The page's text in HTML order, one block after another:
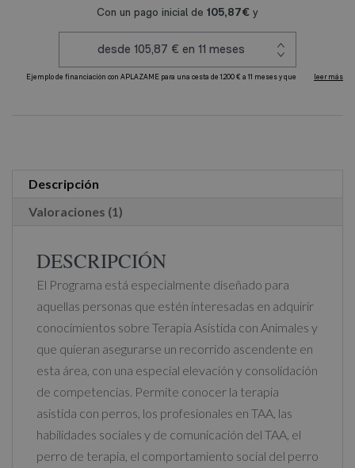
Descripción
Valoraciones (1)
DESCRIPCIÓN
El Programa está especialmente diseñado para
aquellas personas que estén interesadas en adquirir
conocimientos sobre Terapia Asistida con Animales y
que quieran asegurarse un recorrido ascendente en
esta área, con una especial elevación y consolidación
de competencias. Permite conocer la terapia
asistida con perros, los profesionales en TAA, las
habilidades sociales y de comunicación del TAA, el
perro de terapia, el comportamiento social del perro